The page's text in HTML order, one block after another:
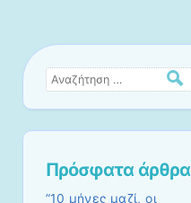
Αναζήτηση
Πρόσφατα άρθρα
”10 μήνες μαζί, οι